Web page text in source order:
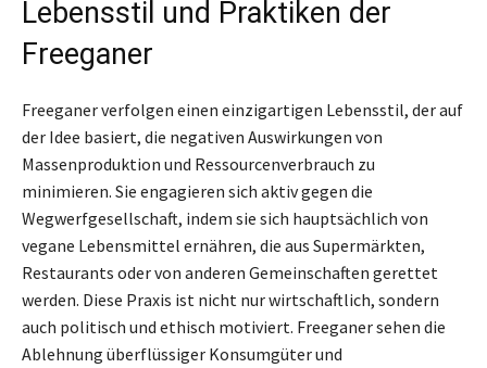
Lebensstil und Praktiken der
Freeganer
Freeganer verfolgen einen einzigartigen Lebensstil, der auf
der Idee basiert, die negativen Auswirkungen von
Massenproduktion und Ressourcenverbrauch zu
minimieren. Sie engagieren sich aktiv gegen die
Wegwerfgesellschaft, indem sie sich hauptsächlich von
vegane Lebensmittel ernähren, die aus Supermärkten,
Restaurants oder von anderen Gemeinschaften gerettet
werden. Diese Praxis ist nicht nur wirtschaftlich, sondern
auch politisch und ethisch motiviert. Freeganer sehen die
Ablehnung überflüssiger Konsumgüter und